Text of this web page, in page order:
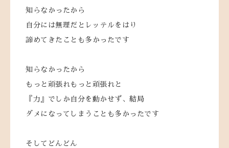
知らなかったから
自分には無理だとレッテルをはり
諦めてきたことも多かったです
知らなかったから
もっと頑張れもっと頑張れと
『力』でしか自分を動かせず、結局
ダメになってしまうことも多かったです
そしてどんどん